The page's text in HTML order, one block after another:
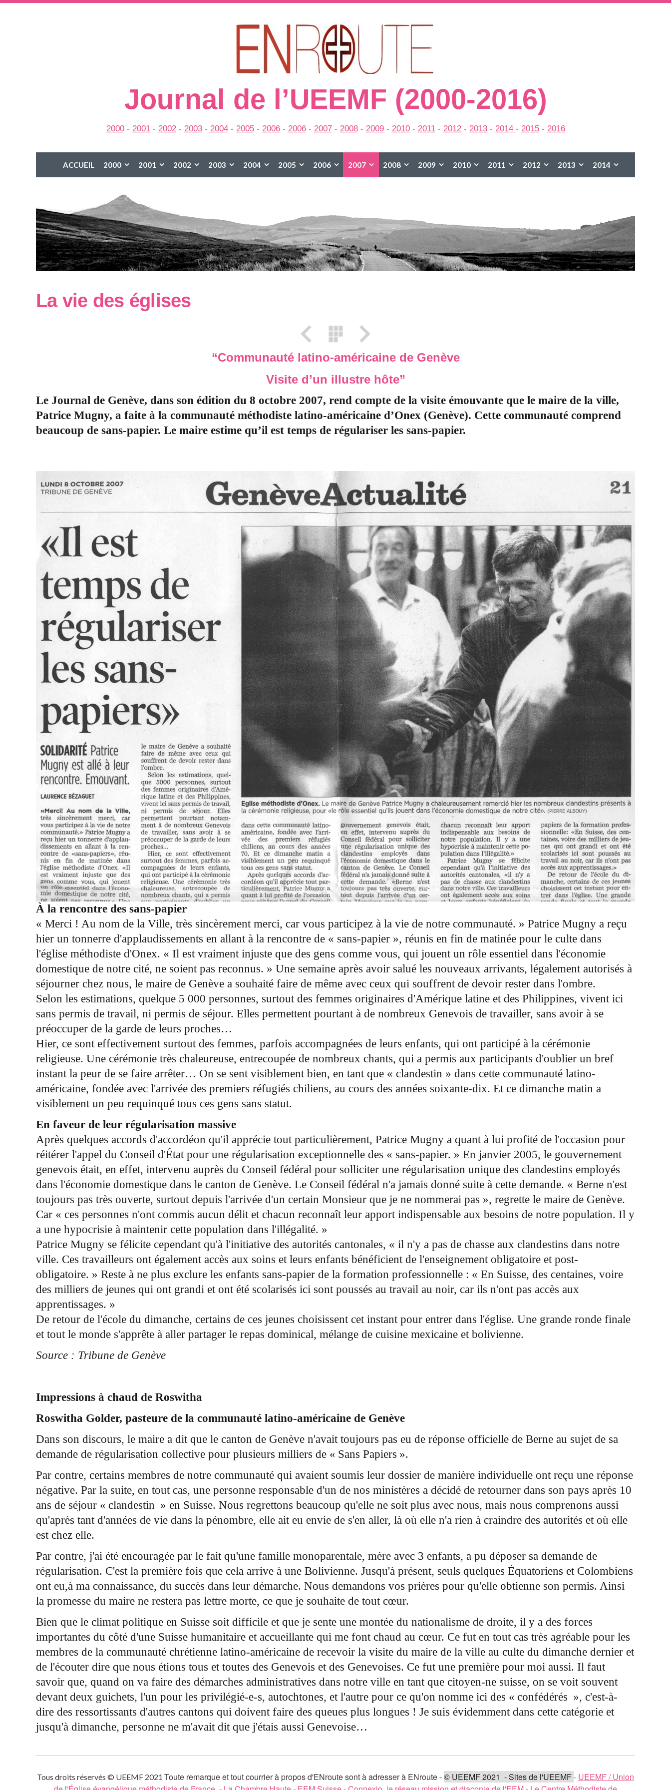
Journal de l’UEEMF (2000-2016)
2000- 2001- 2002- 2003- 2004- 2005- 2006- 2006- 2007- 2008- 2009- 2010- 2011- 2012- 2013- 2014 - 2015- 2016
ACCUEIL 2000 2001 2002 2003 2004 2005 2006 2007 2008 2009 2010 2011 2012 2013 2014
La vie des églises
“Communauté latino-américaine de Genève
Visite d’un illustre hôte”
Le Journal de Genève, dans son édition du 8 octobre 2007, rend compte de la visite émouvante que le maire de la ville,
Patrice Mugny, a faite à la communauté méthodiste latino-américaine d’Onex (Genève). Cette communauté comprend
beaucoup de sans-papier. Le maire estime qu’il est temps de régulariser les sans-papier.
À la rencontre des sans-papier
« Merci ! Au nom de la Ville, très sincèrement merci, car vous participez à la vie de notre communauté. » Patrice Mugny a reçu
hier un tonnerre d'applaudissements en allant à la rencontre de « sans-papier », réunis en fin de matinée pour le culte dans
l'église méthodiste d'Onex. « Il est vraiment injuste que des gens comme vous, qui jouent un rôle essentiel dans l'économie
domestique de notre cité, ne soient pas reconnus. » Une semaine après avoir salué les nouveaux arrivants, légalement autorisés à
séjourner chez nous, le maire de Genève a souhaité faire de même avec ceux qui souffrent de devoir rester dans l'ombre.
Selon les estimations, quelque 5 000 personnes, surtout des femmes originaires d'Amérique latine et des Philippines, vivent ici
sans permis de travail, ni permis de séjour. Elles permettent pourtant à de nombreux Genevois de travailler, sans avoir à se
préoccuper de la garde de leurs proches…
Hier, ce sont effectivement surtout des femmes, parfois accompagnées de leurs enfants, qui ont participé à la cérémonie
religieuse. Une cérémonie très chaleureuse, entrecoupée de nombreux chants, qui a permis aux participants d'oublier un bref
instant la peur de se faire arrêter… On se sent visiblement bien, en tant que « clandestin » dans cette communauté latino-
américaine, fondée avec l'arrivée des premiers réfugiés chiliens, au cours des années soixante-dix. Et ce dimanche matin a
visiblement un peu requinqué tous ces gens sans statut.
En faveur de leur régularisation massive
Après quelques accords d'accordéon qu'il apprécie tout particulièrement, Patrice Mugny a quant à lui profité de l'occasion pour
réitérer l'appel du Conseil d'État pour une régularisation exceptionnelle des « sans-papier. » En janvier 2005, le gouvernement
genevois était, en effet, intervenu auprès du Conseil fédéral pour solliciter une régularisation unique des clandestins employés
dans l'économie domestique dans le canton de Genève. Le Conseil fédéral n'a jamais donné suite à cette demande. « Berne n'est
toujours pas très ouverte, surtout depuis l'arrivée d'un certain Monsieur que je ne nommerai pas », regrette le maire de Genève.
Car « ces personnes n'ont commis aucun délit et chacun reconnaît leur apport indispensable aux besoins de notre population. Il y
a une hypocrisie à maintenir cette population dans l'illégalité. »
Patrice Mugny se félicite cependant qu'à l'initiative des autorités cantonales, « il n'y a pas de chasse aux clandestins dans notre
ville. Ces travailleurs ont également accès aux soins et leurs enfants bénéficient de l'enseignement obligatoire et post-
obligatoire. » Reste à ne plus exclure les enfants sans-papier de la formation professionnelle : « En Suisse, des centaines, voire
des milliers de jeunes qui ont grandi et ont été scolarisés ici sont poussés au travail au noir, car ils n'ont pas accès aux
apprentissages. »
De retour de l'école du dimanche, certains de ces jeunes choisissent cet instant pour entrer dans l'église. Une grande ronde finale
et tout le monde s'apprête à aller partager le repas dominical, mélange de cuisine mexicaine et bolivienne.
Source : Tribune de Genève
Impressions à chaud de Roswitha
Roswitha Golder, pasteure de la communauté latino-américaine de Genève
Dans son discours, le maire a dit que le canton de Genève n'avait toujours pas eu de réponse officielle de Berne au sujet de sa
demande de régularisation collective pour plusieurs milliers de « Sans Papiers ».
Par contre, certains membres de notre communauté qui avaient soumis leur dossier de manière individuelle ont reçu une réponse
négative. Par la suite, en tout cas, une personne responsable d'un de nos ministères a décidé de retourner dans son pays après 10
ans de séjour « clandestin » en Suisse. Nous regrettons beaucoup qu'elle ne soit plus avec nous, mais nous comprenons aussi
qu'après tant d'années de vie dans la pénombre, elle ait eu envie de s'en aller, là où elle n'a rien à craindre des autorités et où elle
est chez elle.
Par contre, j'ai été encouragée par le fait qu'une famille monoparentale, mère avec 3 enfants, a pu déposer sa demande de
régularisation. C'est la première fois que cela arrive à une Bolivienne. Jusqu'à présent, seuls quelques Équatoriens et Colombiens
ont eu,à ma connaissance, du succès dans leur démarche. Nous demandons vos prières pour qu'elle obtienne son permis. Ainsi
la promesse du maire ne restera pas lettre morte, ce que je souhaite de tout cœur.
Bien que le climat politique en Suisse soit difficile et que je sente une montée du nationalisme de droite, il y a des forces
importantes du côté d'une Suisse humanitaire et accueillante qui me font chaud au cœur. Ce fut en tout cas très agréable pour les
membres de la communauté chrétienne latino-américaine de recevoir la visite du maire de la ville au culte du dimanche dernier et
de l'écouter dire que nous étions tous et toutes des Genevois et des Genevoises. Ce fut une première pour moi aussi. Il faut
savoir que, quand on va faire des démarches administratives dans notre ville en tant que citoyen-ne suisse, on se voit souvent
devant deux guichets, l'un pour les privilégié-e-s, autochtones, et l'autre pour ce qu'on nomme ici des « confédérés », c'est-à-
dire des ressortissants d'autres cantons qui doivent faire des queues plus longues ! Je suis évidemment dans cette catégorie et
jusqu'à dimanche, personne ne m'avait dit que j'étais aussi Genevoise…
Tous droits réservés © UEEMF 2021 Toute remarque et tout courrier à propos d'ENroute sont à adresser à ENroute -© UEEMF 2021 - Sites de l'UEEMF- UEEMF / Union